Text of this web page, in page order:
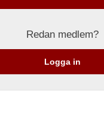
Redan medlem?
Logga in